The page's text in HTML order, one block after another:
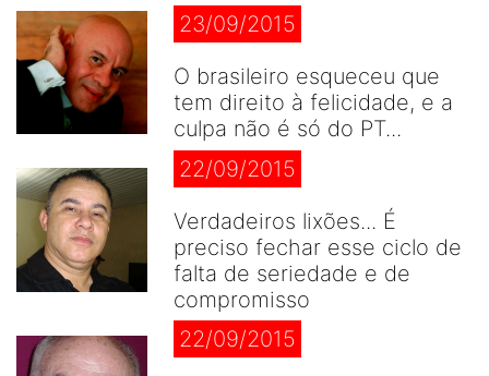
23/09/2015
O brasileiro esqueceu que
tem direito à felicidade, e a
culpa não é só do PT...
22/09/2015
Verdadeiros lixões... É
preciso fechar esse ciclo de
falta de seriedade e de
compromisso
22/09/2015